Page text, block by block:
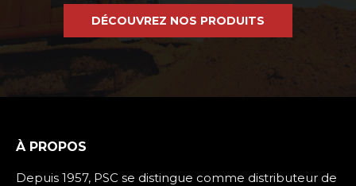
DÉCOUVREZ NOS PRODUITS
À PROPOS
Depuis 1957, PSC se distingue comme distributeur de